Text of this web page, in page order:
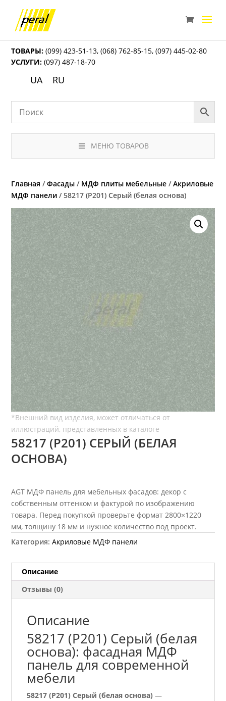
ТОВАРЫ: (099) 423-51-13,(068) 762-85-15,(097) 445-02-80
УСЛУГИ: (097) 487-18-70
UA RU
МЕНЮ ТОВАРОВ
Главная /Фасады / МДФ плиты мебельные /Акриловые
МДФ панели / 58217 (P201) Серый (белая основа)
58217 (P201) СЕРЫЙ (БЕЛАЯ
ОСНОВА)
AGT МДФ панель для мебельных фасадов: декор с
собственным оттенком и фактурой по изображению
товара. Перед покупкой проверьте формат 2800×1220
мм, толщину 18 мм и нужное количество под проект.
Категория:Акриловые МДФ панели
Описание
Отзывы (0)
Описание
58217 (P201) Серый (белая
основа): фасадная МДФ
панель для современной
мебели
58217 (P201) Серый (белая основа) —